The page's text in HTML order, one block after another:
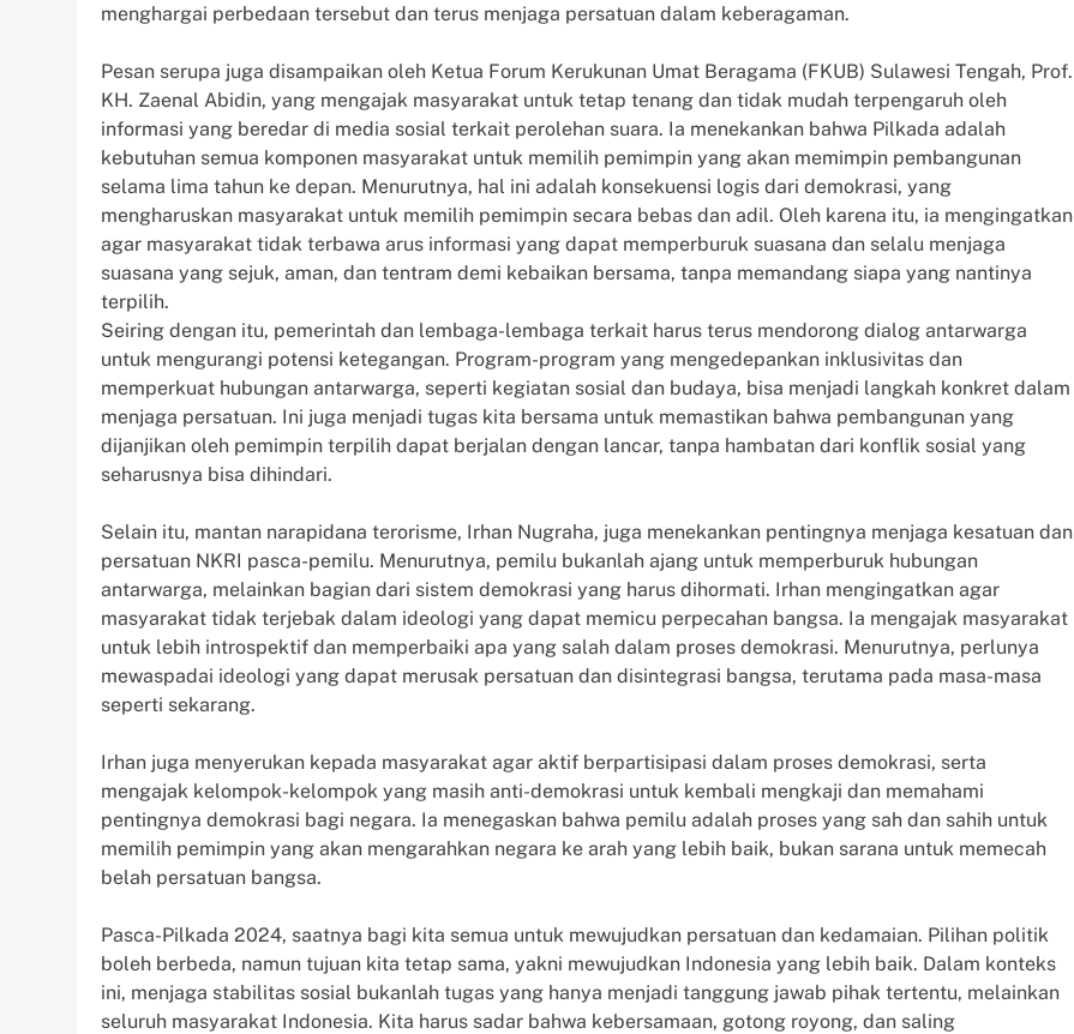
menghargai perbedaan tersebut dan terus menjaga persatuan dalam keberagaman.
Pesan serupa juga disampaikan oleh Ketua Forum Kerukunan Umat Beragama (FKUB) Sulawesi Tengah, Prof.
KH. Zaenal Abidin, yang mengajak masyarakat untuk tetap tenang dan tidak mudah terpengaruh oleh
informasi yang beredar di media sosial terkait perolehan suara. Ia menekankan bahwa Pilkada adalah
kebutuhan semua komponen masyarakat untuk memilih pemimpin yang akan memimpin pembangunan
selama lima tahun ke depan. Menurutnya, hal ini adalah konsekuensi logis dari demokrasi, yang
mengharuskan masyarakat untuk memilih pemimpin secara bebas dan adil. Oleh karena itu, ia mengingatkan
agar masyarakat tidak terbawa arus informasi yang dapat memperburuk suasana dan selalu menjaga
suasana yang sejuk, aman, dan tentram demi kebaikan bersama, tanpa memandang siapa yang nantinya
terpilih.
Seiring dengan itu, pemerintah dan lembaga-lembaga terkait harus terus mendorong dialog antarwarga
untuk mengurangi potensi ketegangan. Program-program yang mengedepankan inklusivitas dan
memperkuat hubungan antarwarga, seperti kegiatan sosial dan budaya, bisa menjadi langkah konkret dalam
menjaga persatuan. Ini juga menjadi tugas kita bersama untuk memastikan bahwa pembangunan yang
dijanjikan oleh pemimpin terpilih dapat berjalan dengan lancar, tanpa hambatan dari konflik sosial yang
seharusnya bisa dihindari.
Selain itu, mantan narapidana terorisme, Irhan Nugraha, juga menekankan pentingnya menjaga kesatuan dan
persatuan NKRI pasca-pemilu. Menurutnya, pemilu bukanlah ajang untuk memperburuk hubungan
antarwarga, melainkan bagian dari sistem demokrasi yang harus dihormati. Irhan mengingatkan agar
masyarakat tidak terjebak dalam ideologi yang dapat memicu perpecahan bangsa. Ia mengajak masyarakat
untuk lebih introspektif dan memperbaiki apa yang salah dalam proses demokrasi. Menurutnya, perlunya
mewaspadai ideologi yang dapat merusak persatuan dan disintegrasi bangsa, terutama pada masa-masa
seperti sekarang.
Irhan juga menyerukan kepada masyarakat agar aktif berpartisipasi dalam proses demokrasi, serta
mengajak kelompok-kelompok yang masih anti-demokrasi untuk kembali mengkaji dan memahami
pentingnya demokrasi bagi negara. Ia menegaskan bahwa pemilu adalah proses yang sah dan sahih untuk
memilih pemimpin yang akan mengarahkan negara ke arah yang lebih baik, bukan sarana untuk memecah
belah persatuan bangsa.
Pasca-Pilkada 2024, saatnya bagi kita semua untuk mewujudkan persatuan dan kedamaian. Pilihan politik
boleh berbeda, namun tujuan kita tetap sama, yakni mewujudkan Indonesia yang lebih baik. Dalam konteks
ini, menjaga stabilitas sosial bukanlah tugas yang hanya menjadi tanggung jawab pihak tertentu, melainkan
seluruh masyarakat Indonesia. Kita harus sadar bahwa kebersamaan, gotong royong, dan saling